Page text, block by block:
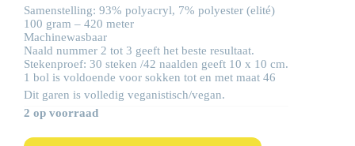
Samenstelling: 93% polyacryl, 7% polyester (elité)
100 gram – 420 meter
Machinewasbaar
Naald nummer 2 tot 3 geeft het beste resultaat.
Stekenproef: 30 steken /42 naalden geeft 10 x 10 cm.
1 bol is voldoende voor sokken tot en met maat 46
Dit garen is volledig veganistisch/vegan.
2 op voorraad